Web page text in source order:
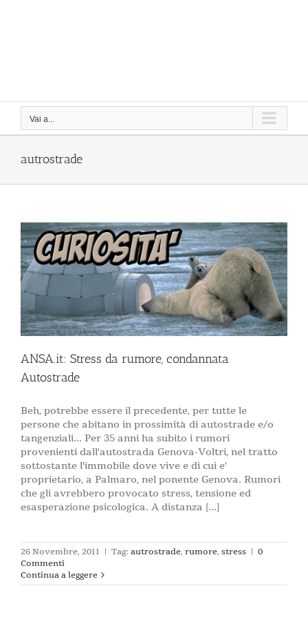
Vai a...
autrostrade
ANSA.it: Stress da rumore, condannata
Autostrade
Beh, potrebbe essere il precedente, per tutte le
persone che abitano in prossimità di autostrade e/o
tangenziali... Per 35 anni ha subito i rumori
provenienti dall'autostrada Genova-Voltri, nel tratto
sottostante l'immobile dove vive e di cui e'
proprietario, a Palmaro, nel ponente Genova. Rumori
che gli avrebbero provocato stress, tensione ed
esasperazione psicologica. A distanza [...]
26 Novembre, 2011 | Tag: autrostrade, rumore, stress | 0
Commenti
Continua a leggere